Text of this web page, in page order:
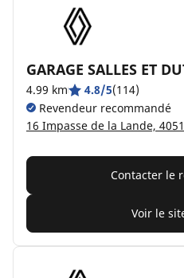
GARAGE SALLES ET
4.99 km 4.8/5(114)
Revendeur recommandé
16 Impasse de la Lande,
Contacter le
Voir le